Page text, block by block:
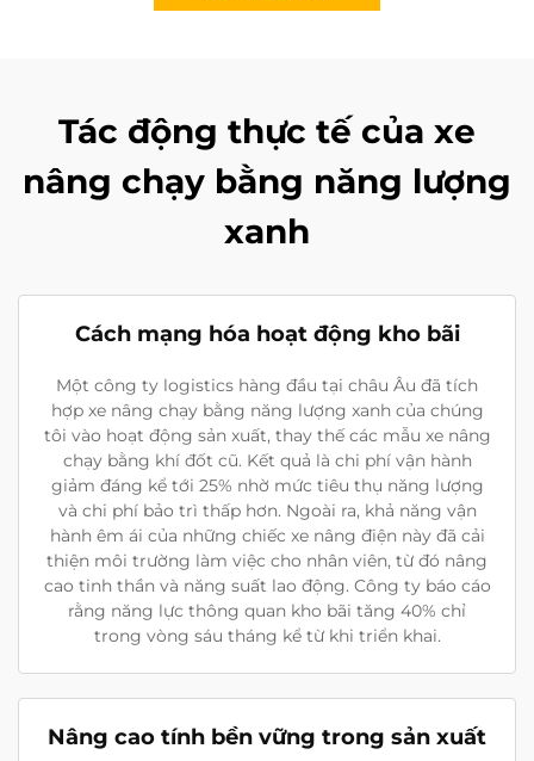
Tác động thực tế của xe
nâng chạy bằng năng lượng
xanh
Cách mạng hóa hoạt động kho bãi
Một công ty logistics hàng đầu tại châu Âu đã tích
hợp xe nâng chạy bằng năng lượng xanh của chúng
tôi vào hoạt động sản xuất, thay thế các mẫu xe nâng
chạy bằng khí đốt cũ. Kết quả là chi phí vận hành
giảm đáng kể tới 25% nhờ mức tiêu thụ năng lượng
và chi phí bảo trì thấp hơn. Ngoài ra, khả năng vận
hành êm ái của những chiếc xe nâng điện này đã cải
thiện môi trường làm việc cho nhân viên, từ đó nâng
cao tinh thần và năng suất lao động. Công ty báo cáo
rằng năng lực thông quan kho bãi tăng 40% chỉ
trong vòng sáu tháng kể từ khi triển khai.
Nâng cao tính bền vững trong sản xuất